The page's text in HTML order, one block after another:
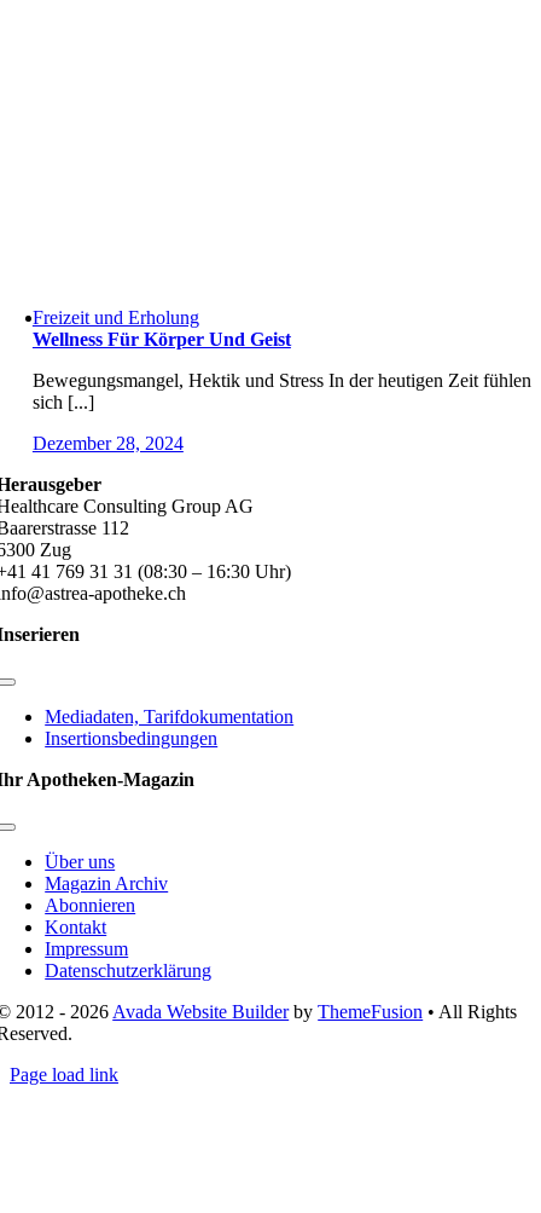
Freizeit und Erholung
Wellness Für Körper Und Geist
Bewegungsmangel, Hektik und Stress In der heutigen Zeit fühlen
sich [...]
Dezember 28, 2024
Consulting Group AG
112
Zug
41 769 31 31 (08:30 – 16:30 Uhr)
apotheke.ch
Toggle
NavigationMediadaten, Tarifdokumentation
Insertionsbedingungen
Apotheken-Magazin
Toggle
NavigationÜber uns
Magazin Archiv
Abonnieren
Kontakt
Impressum
Datenschutzerklärung
2012 - 2026 Avada Website BuilderbyThemeFusion • All Rights
Page load link